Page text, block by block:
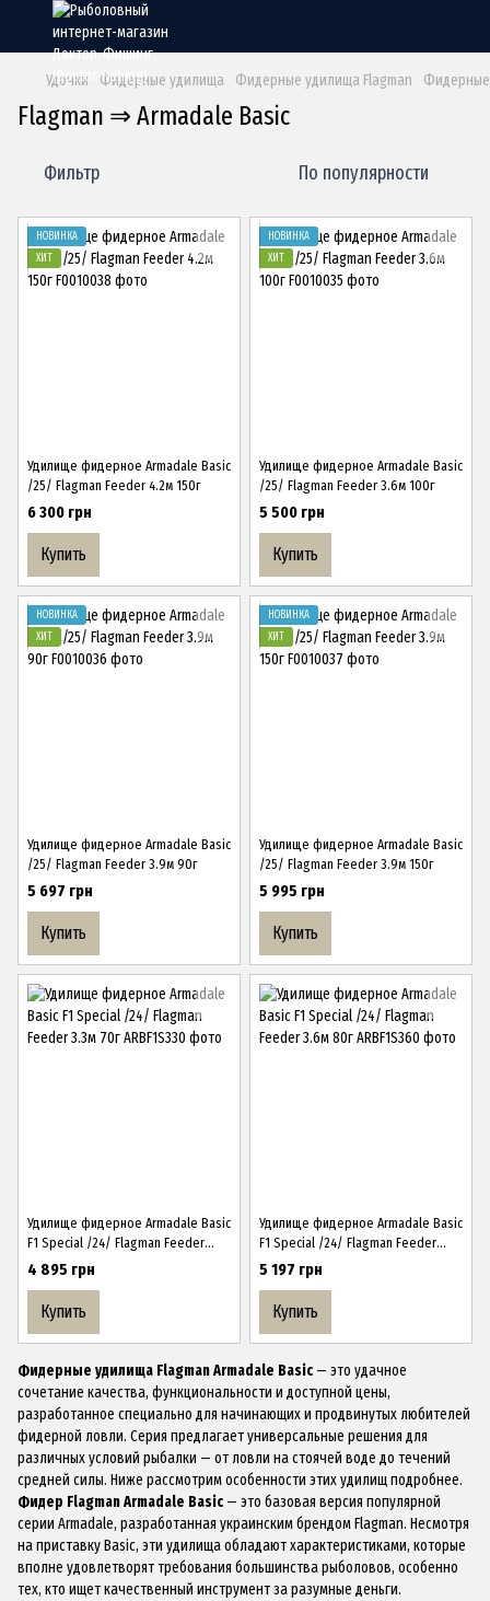
Удочки Фидерные удилища Фидерные удилища Flagman Фидерные
Flagman ⇒ Armadale Basic
Фильтр По популярности
НОВИНКА
ХИТ
Удилище фидерное Armadale Basic
/25/ Flagman Feeder 4.2м 150г
6 300 грн
Купить
НОВИНКА
ХИТ
Удилище фидерное Armadale Basic
/25/ Flagman Feeder 3.6м 100г
5 500 грн
Купить
НОВИНКА
ХИТ
Удилище фидерное Armadale Basic
/25/ Flagman Feeder 3.9м 90г
5 697 грн
Купить
НОВИНКА
ХИТ
Удилище фидерное Armadale Basic
/25/ Flagman Feeder 3.9м 150г
5 995 грн
Купить
Удилище фидерное Armadale Basic
F1 Special /24/ Flagman Feeder
3.3м 70г
4 895 грн
Купить
Удилище фидерное Armadale Basic
F1 Special /24/ Flagman Feeder
3.6м 80г
5 197 грн
Купить
Фидерные удилища Flagman Armadale Basic — это удачное
сочетание качества, функциональности и доступной цены,
разработанное специально для начинающих и продвинутых любителей
фидерной ловли. Серия предлагает универсальные решения для
различных условий рыбалки — от ловли на стоячей воде до течений
средней силы. Ниже рассмотрим особенности этих удилищ подробнее.
Фидер FlagmanArmadale Basic — это базовая версия популярной
серии Armadale, разработанная украинским брендом Flagman. Несмотря
на приставку Basic, эти удилища обладают характеристиками, которые
вполне удовлетворят требования большинства рыболовов, особенно
тех, кто ищет качественный инструмент за разумные деньги.